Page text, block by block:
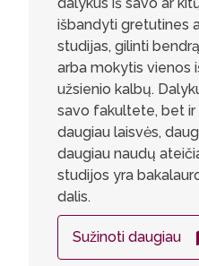
išbandyti gretutines
studijas, gilinti
arba mokytis vienos
užsienio kalbų.
savo fakultete, bet
daugiau laisvės,
daugiau naudų
studijos yra
dalis.
Sužinoti daugiau